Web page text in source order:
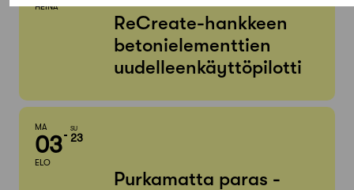
HEINÄ
ReCreate-hankkeen
betonielementtien
uudelleenkäyttöpilotti
MA
03
ELO
SU
23
Purkamatta paras -